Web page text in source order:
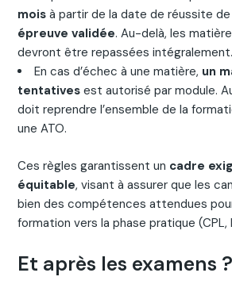
mois à partir de la date de réussite de
épreuve validée. Au-delà, les
devront être repassées intégralement.
En cas d’échec à une matière, un
tentatives est autorisé par module.
doit reprendre l’ensemble de la
une ATO.
Ces règles garantissent un cadre
équitable, visant à assurer que les
bien des compétences attendues
formation vers la phase pratique (CPL,
Et après les examens ?